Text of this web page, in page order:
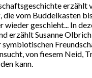
erzählt
die vom Buddelkasten
wieder geschieht... In
erzählt Susanne
symbiotischen
von fiesem Neid,
kann.